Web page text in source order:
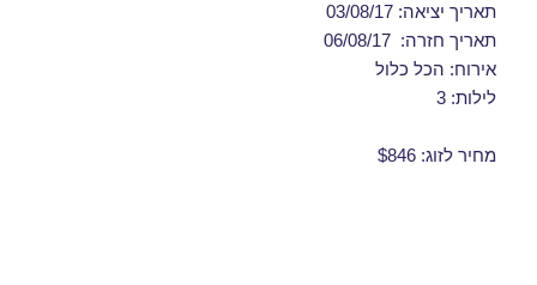
תאריך יציאה: 03/08/17
תאריך חזרה: 06/08/17
אירוח: הכל כלול
לילות: 3
מחיר לזוג: $846